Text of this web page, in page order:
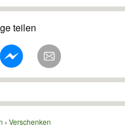
teilen
Verschenken